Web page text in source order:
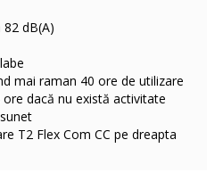
82 dB(A)
mai raman 40 ore de utilizare
dacă nu există activitate
T2 Flex Com CC pe dreapta